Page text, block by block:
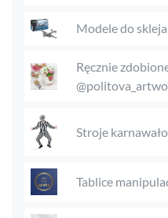
Modele do
Ręcznie
Stroje
Tablice